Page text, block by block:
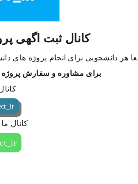
کانال ثبت اگهی
هر دانشجویی برای انجام پروژه های
برای مشاوره و سفارش پروژه
کانال